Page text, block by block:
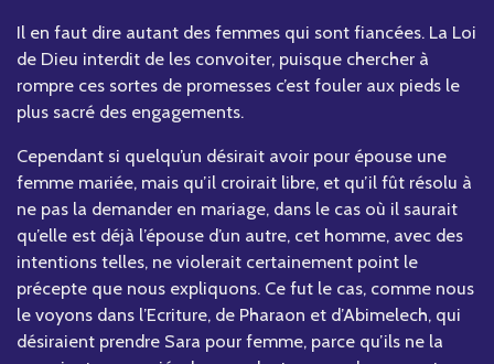
Il en faut dire autant des femmes qui sont fiancées. La Loi
de Dieu interdit de les convoiter, puisque chercher à
rompre ces sortes de promesses c’est fouler aux pieds le
plus sacré des engagements.
Cependant si quelqu’un désirait avoir pour épouse une
femme mariée, mais qu’il croirait libre, et qu’il fût résolu à
ne pas la demander en mariage, dans le cas où il saurait
qu’elle est déjà l’épouse d’un autre, cet homme, avec des
intentions telles, ne violerait certainement point le
précepte que nous expliquons. Ce fut le cas, comme nous
le voyons dans l’Ecriture, de Pharaon et d’Abimelech, qui
désiraient prendre Sara pour femme, parce qu’ils ne la